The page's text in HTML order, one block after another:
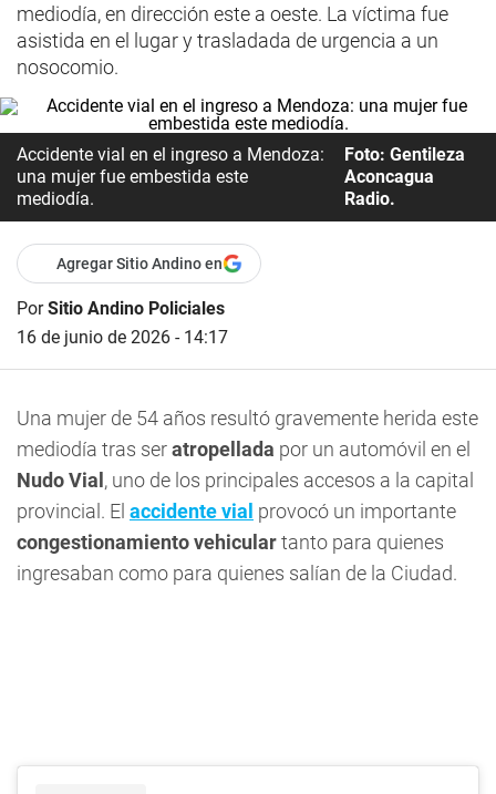
mediodía, en dirección este a oeste. La víctima fue
asistida en el lugar y trasladada de urgencia a un
nosocomio.
Accidente vial en el ingreso a Mendoza:
una mujer fue embestida este
mediodía.
Foto: Gentileza
Aconcagua
Radio.
Agregar Sitio Andino en
PorSitio Andino Policiales
16 de junio de 2026 - 14:17
Una mujer de 54 años resultó gravemente herida este
mediodía tras seratropellada por un automóvil en el
Nudo Vial , uno de los principales accesos a la capital
provincial. El accidente vial provocó un importante
congestionamiento vehiculartanto para quienes
ingresaban como para quienes salían de la Ciudad.